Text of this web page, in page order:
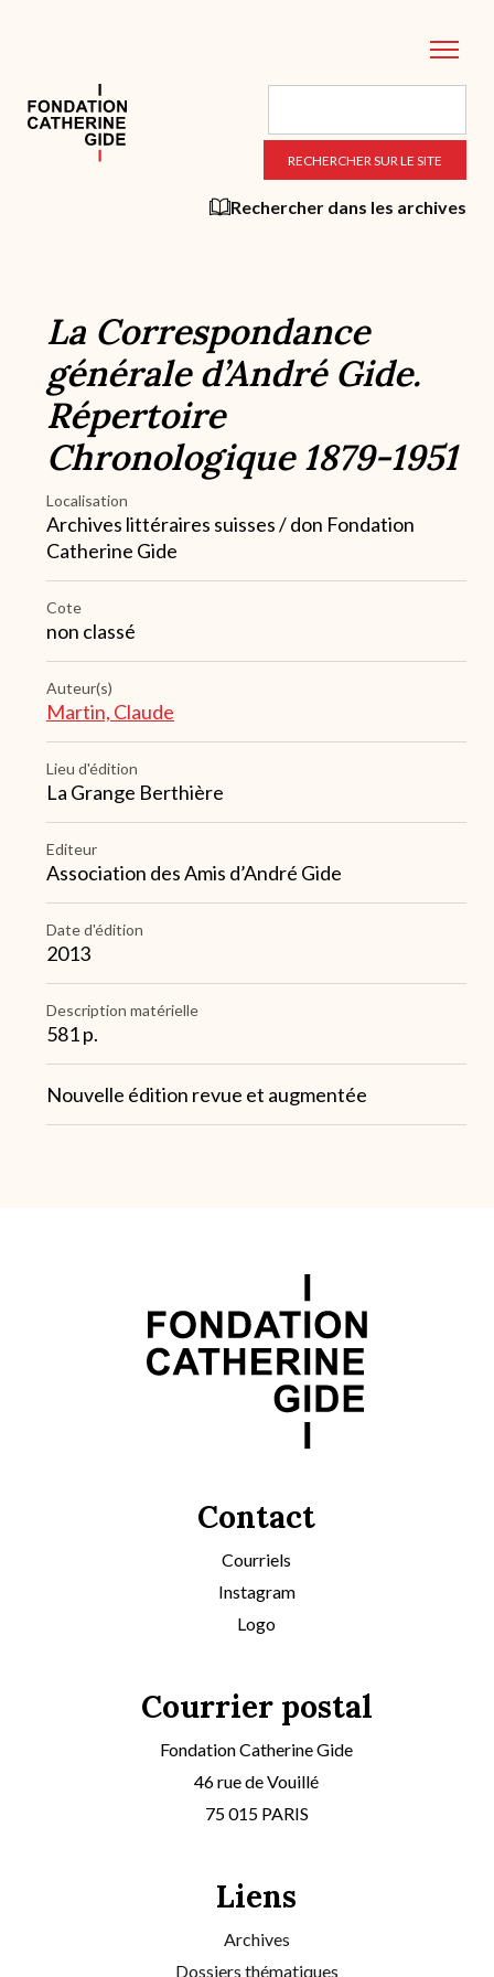
principal
Rechercher dans les archives
La Correspondance
générale d’André Gide.
Répertoire
Chronologique 1879-1951
Localisation
Archives littéraires suisses / don Fondation
Catherine Gide
Cote
non classé
Auteur(s)
Martin, Claude
Lieu d'édition
La Grange Berthière
Editeur
Association des Amis d’André Gide
Date d'édition
2013
Description matérielle
581 p.
Note
Nouvelle édition revue et augmentée
Contact
Courriels
Instagram
Logo
Courrier postal
Fondation Catherine Gide
46 rue de Vouillé
75 015 PARIS
Liens
Archives
Dossiers thématiques